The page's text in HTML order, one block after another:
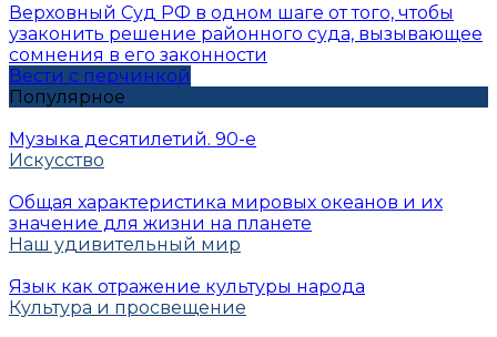
Верховный Суд РФ в одном шаге от того, чтобы
узаконить решение районного суда, вызывающее
сомнения в его законности
Вести с перчинкой
Популярное
Музыка десятилетий. 90-е
Искусство
Общая характеристика мировых океанов и их
значение для жизни на планете
Наш удивительный мир
Язык как отражение культуры народа
Культура и просвещение